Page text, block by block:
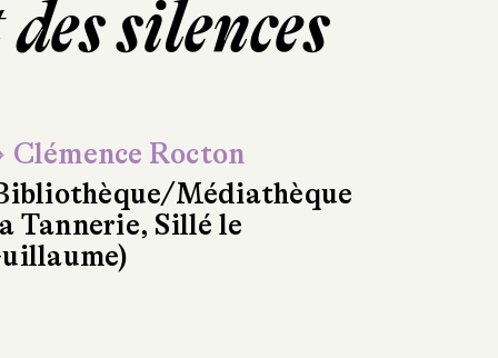
silences
Rocton
Médiathèque
Tannerie, Sillé le